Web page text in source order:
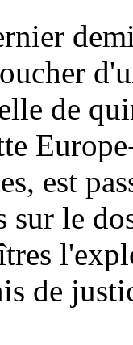
de
est
sur le
de